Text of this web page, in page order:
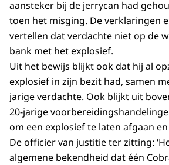
aansteker bij de jerrycan had
toen het misging. De verklaringen
vertellen dat verdachte niet op de
bank met het explosief.
Uit het bewijs blijkt ook dat hij al
explosief in zijn bezit had, samen
jarige verdachte. Ook blijkt uit
20-jarige
om een explosief te laten afgaan
De officier van justitie ter zitting:
algemene bekendheid dat één